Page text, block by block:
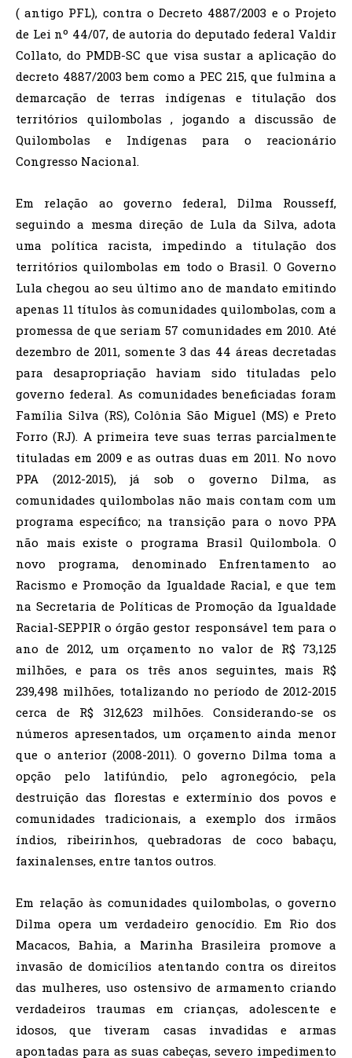
( antigo PFL), contra o Decreto 4887/2003 e o Projeto
de Lei nº 44/07, de autoria do deputado federal Valdir
Collato, do PMDB-SC que visa sustar a aplicação do
decreto 4887/2003 bem como a PEC 215, que fulmina a
demarcação de terras indígenas e titulação dos
territórios quilombolas , jogando a discussão de
Quilombolas e Indígenas para o reacionário
Congresso Nacional.
Em relação ao governo federal, Dilma Rousseff,
seguindo a mesma direção de Lula da Silva, adota
uma política racista, impedindo a titulação dos
territórios quilombolas em todo o Brasil. O Governo
Lula chegou ao seu último ano de mandato emitindo
apenas 11 títulos às comunidades quilombolas, com a
promessa de que seriam 57 comunidades em 2010. Até
dezembro de 2011, somente 3 das 44 áreas decretadas
para desapropriação haviam sido tituladas pelo
governo federal. As comunidades beneficiadas foram
Família Silva (RS), Colônia São Miguel (MS) e Preto
Forro (RJ). A primeira teve suas terras parcialmente
tituladas em 2009 e as outras duas em 2011. No novo
PPA (2012-2015), já sob o governo Dilma, as
comunidades quilombolas não mais contam com um
programa específico; na transição para o novo PPA
não mais existe o programa Brasil Quilombola. O
novo programa, denominado Enfrentamento ao
Racismo e Promoção da Igualdade Racial, e que tem
na Secretaria de Políticas de Promoção da Igualdade
Racial-SEPPIR o órgão gestor responsável tem para o
ano de 2012, um orçamento no valor de R$ 73,125
milhões, e para os três anos seguintes, mais R$
239,498 milhões, totalizando no período de 2012-2015
cerca de R$ 312,623 milhões. Considerando-se os
números apresentados, um orçamento ainda menor
que o anterior (2008-2011). O governo Dilma toma a
opção pelo latifúndio, pelo agronegócio, pela
destruição das florestas e extermínio dos povos e
comunidades tradicionais, a exemplo dos irmãos
índios, ribeirinhos, quebradoras de coco babaçu,
faxinalenses, entre tantos outros.
Em relação às comunidades quilombolas, o governo
Dilma opera um verdadeiro genocídio. Em Rio dos
Macacos, Bahia, a Marinha Brasileira promove a
invasão de domicílios atentando contra os direitos
das mulheres, uso ostensivo de armamento criando
verdadeiros traumas em crianças, adolescente e
idosos, que tiveram casas invadidas e armas
apontadas para as suas cabeças, severo impedimento